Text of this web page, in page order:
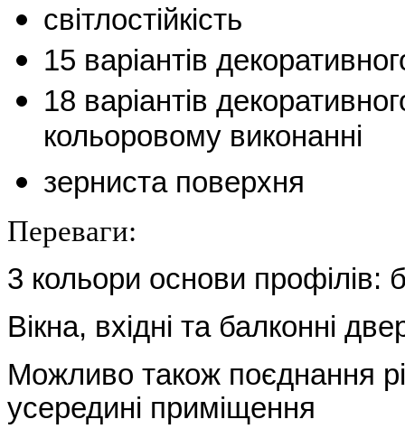
світлостійкість
15 варіантів
18 варіантів
кольоровому виконанні
зерниста поверхня
Переваги:
3 кольори основи профілів:
Вікна, вхідні та балконні
Можливо також поєднання
усередині приміщення